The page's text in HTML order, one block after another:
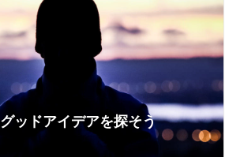
グッドアイデアを探そう